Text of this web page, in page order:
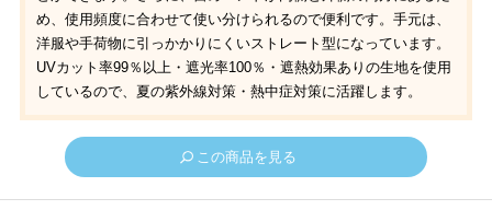
め、使用頻度に合わせて使い分けられるので便利です。手元は、
洋服や手荷物に引っかかりにくいストレート型になっています。
UVカット率99％以上・遮光率100％・遮熱効果ありの生地を使用
しているので、夏の紫外線対策・熱中症対策に活躍します。
この商品を見る